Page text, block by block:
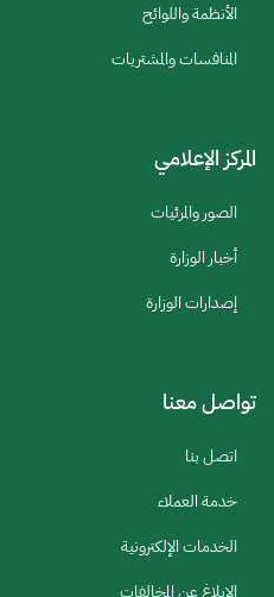
الأنظمة واللوائح
المنافسات والمشتريات
المركز الإعلامي
الصور والمرئيات
أخبار الوزارة
إصدارات الوزارة
تواصل معنا
اتصل بنا
خدمة العملاء
الخدمات الإلكترونية
الإبلاغ عن المخالفات